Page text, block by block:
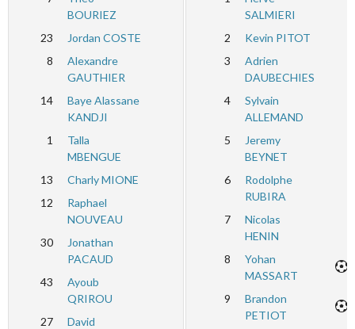
BOURIEZ
23
Jordan COSTE
8
Alexandre
GAUTHIER
14
Baye Alassane
KANDJI
1
Talla
MBENGUE
13
Charly MIONE
12
Raphael
NOUVEAU
30
Jonathan
PACAUD
43
Ayoub
QRIROU
27
David
SALMIERI
2
Kevin PITOT
3
Adrien
DAUBECHIES
4
Sylvain
ALLEMAND
5
Jeremy
BEYNET
6
Rodolphe
RUBIRA
7
Nicolas
HENIN
8
Yohan
MASSART
9
Brandon
PETIOT